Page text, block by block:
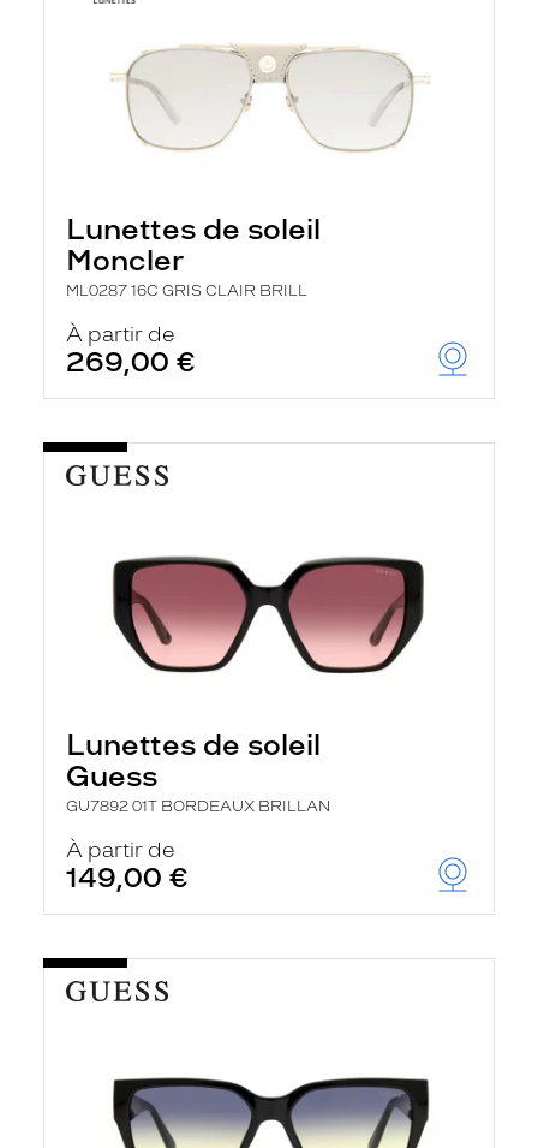
Lunettes de soleil
Moncler
ML0287 16C GRIS CLAIR BRILL
À partir de
269,00 €
Lunettes de soleil
Guess
GU7892 01T BORDEAUX BRILLAN
À partir de
149,00 €